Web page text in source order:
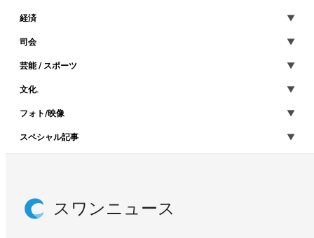
経済
司会
芸能 / スポーツ
文化.
フォト/映像
スペシャル記事
スワンニュース